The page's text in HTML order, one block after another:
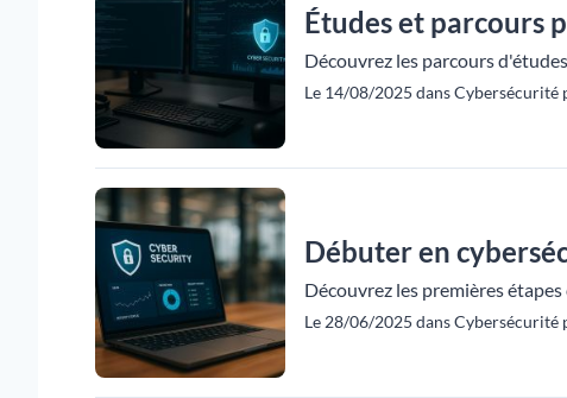
Études et parcours
Découvrez les parcours
Le 14/08/2025 dans Cybersécurité
Débuter en
Découvrez les premières
Le 28/06/2025 dans Cybersécurité